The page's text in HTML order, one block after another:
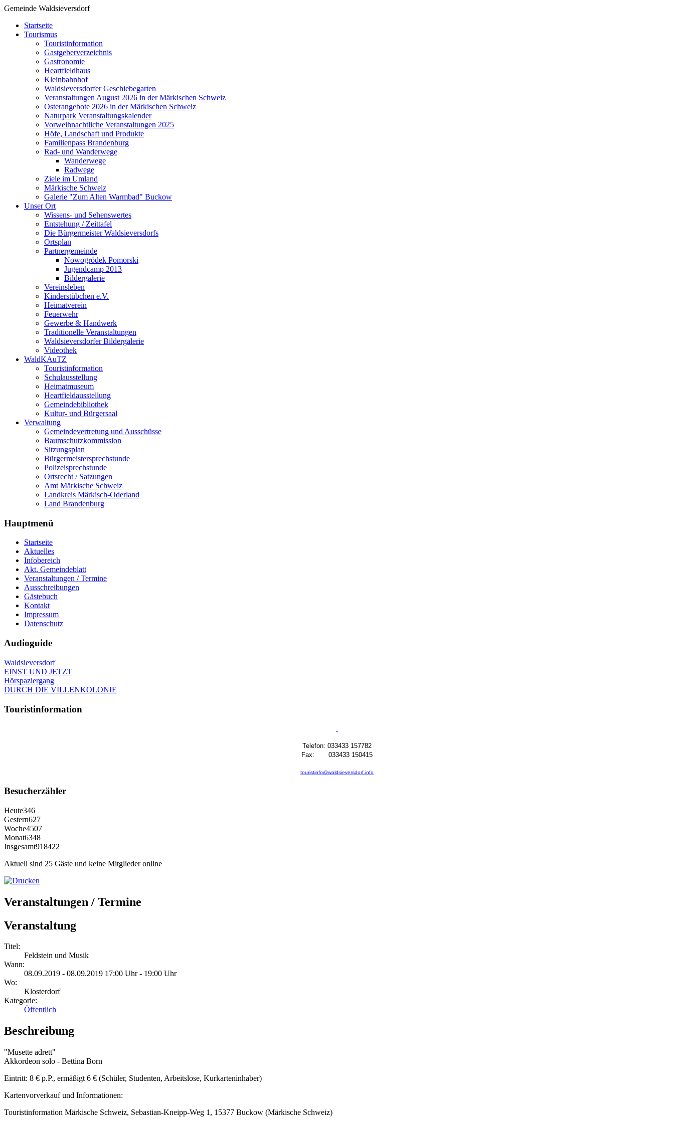
Gemeinde Waldsieversdorf
Startseite
Tourismus
Touristinformation
Gastgeberverzeichnis
Gastronomie
Heartfieldhaus
Kleinbahnhof
Waldsieversdorfer Geschiebegarten
Veranstaltungen August 2026 in der Märkischen Schweiz
Osterangebote 2026 in der Märkischen Schweiz
Naturpark Veranstaltungskalender
Vorweihnachtliche Veranstaltungen 2025
Höfe, Landschaft und Produkte
Familienpass Brandenburg
Rad- und Wanderwege
Wanderwege
Radwege
Ziele im Umland
Märkische Schweiz
Galerie "Zum Alten Warmbad" Buckow
Unser Ort
Wissens- und Sehenswertes
Entstehung / Zeittafel
Die Bürgermeister Waldsieversdorfs
Ortsplan
Partnergemeinde
Nowogródek Pomorski
Jugendcamp 2013
Bildergalerie
Vereinsleben
Kinderstübchen e.V.
Heimatverein
Feuerwehr
Gewerbe & Handwerk
Traditionelle Veranstaltungen
Waldsieversdorfer Bildergalerie
Videothek
WaldKAuTZ
Touristinformation
Schulausstellung
Heimatmuseum
Heartfieldausstellung
Gemeindebibliothek
Kultur- und Bürgersaal
Verwaltung
Gemeindevertretung und Ausschüsse
Baumschutzkommission
Sitzungsplan
Bürgermeistersprechstunde
Polizeisprechstunde
Ortsrecht / Satzungen
Amt Märkische Schweiz
Landkreis Märkisch-Oderland
Land Brandenburg
Hauptmenü
Startseite
Aktuelles
Infobereich
Akt. Gemeindeblatt
Veranstaltungen / Termine
Ausschreibungen
Gästebuch
Kontakt
Impressum
Datenschutz
Audioguide
Waldsieversdorf
EINST UND JETZT
Hörspaziergang
DURCH DIE VILLENKOLONIE
Touristinformation
Telefon: 033433 157782
Fax: 033433 150415
touristinfo@waldsieversdorf.info
Besucherzähler
Heute346
Gestern627
Woche4507
Monat6348
Insgesamt918422
Aktuell sind 25 Gäste und keine Mitglieder online
Veranstaltungen / Termine
Veranstaltung
Titel:
Feldstein und Musik
Wann:
08.09.2019 - 08.09.2019 17:00 Uhr - 19:00 Uhr
Wo:
Klosterdorf
Kategorie:
Öffentlich
Beschreibung
"Musette adrett"
Akkordeon solo - Bettina Born
Eintritt: 8 € p.P., ermäßigt 6 € (Schüler, Studenten, Arbeitslose, Kurkarteninhaber)
Kartenvorverkauf und Informationen:
Touristinformation Märkische Schweiz, Sebastian-Kneipp-Weg 1, 15377 Buckow (Märkische Schweiz)